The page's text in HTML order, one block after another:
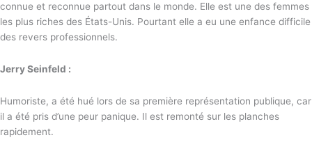
connue et reconnue partout dans le monde. Elle est une des femmes
les plus riches des États-Unis. Pourtant elle a eu une enfance difficile
des revers professionnels.
Jerry Seinfeld :
Humoriste, a été hué lors de sa première représentation publique, car
il a été pris d’une peur panique. Il est remonté sur les planches
rapidement.